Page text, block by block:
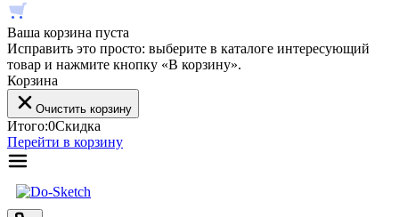
Ваша корзина пуста
Исправить это просто: выберите в каталоге интересующий
товар и нажмите кнопку «В корзину».
Корзина
Очистить корзину
Итого:0Скидка
Перейти в корзину